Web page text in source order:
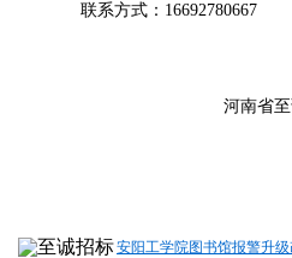
联系方式： 16692780667
河南省
安阳工学院图书馆报警升级